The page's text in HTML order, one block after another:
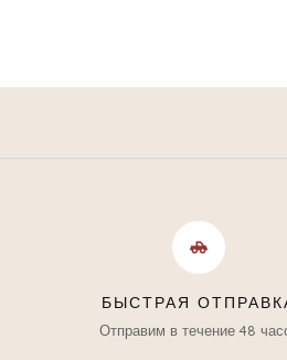
БЫСТРАЯ
Отправим в течение 48